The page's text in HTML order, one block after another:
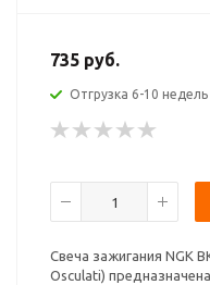
735 руб.
Отгрузка 6-10 недель
Свеча зажигания NGK
Osculati)